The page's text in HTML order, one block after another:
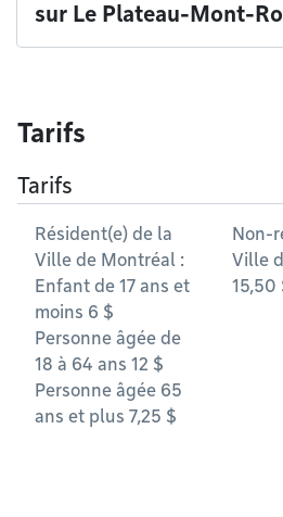
sur Le Plateau-Mont-
Tarifs
Tarifs
Résident(e) de la
Ville de Montréal :
Enfant de 17 ans et
moins 6 $
Personne âgée de
18 à 64 ans 12 $
Personne âgée 65
ans et plus 7,25 $
Non-
Ville
15,50